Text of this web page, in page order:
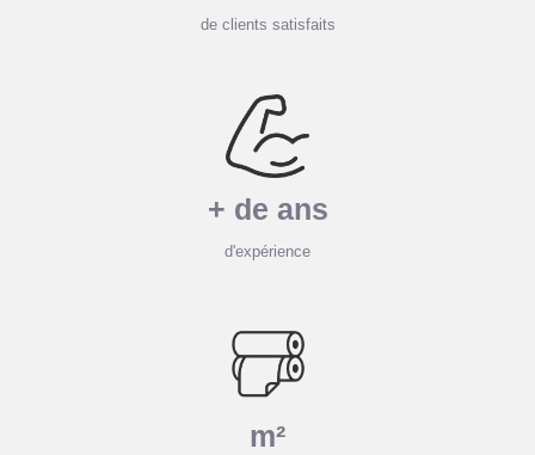
de clients satisfaits
+ de ans
d'expérience
m²